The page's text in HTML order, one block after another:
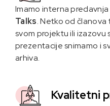
Imamo interna
Talks. Netko od
svom projektu ili izazovu
prezentacije snimamo i
arhiva.
Kvalitetni